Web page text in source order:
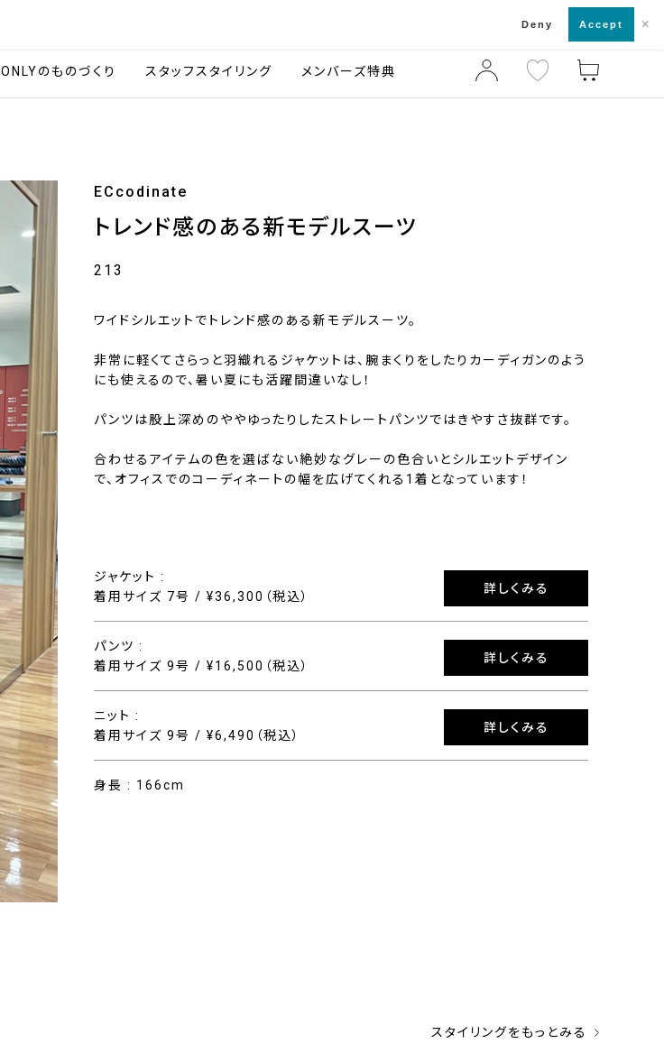
店舗一覧・来店予約
ONLYのものづくり スタッフスタイリング メンバーズ特典
ECcodinate
トレンド感のある新モデルスーツ
213
ワイドシルエットでトレンド感のある新モデルスーツ。
非常に軽くてさらっと羽織れるジャケットは、腕まくりをしたりカーディガンのよう
にも使えるので、暑い夏にも活躍間違いなし！
パンツは股上深めのややゆったりしたストレートパンツではきやすさ抜群です。
合わせるアイテムの色を選ばない絶妙なグレーの色合いとシルエットデザイン
で、オフィスでのコーディネートの幅を広げてくれる1着となっています！
ジャケット :
着用サイズ 7号 / ¥36,300（税込）
詳しくみる
パンツ :
着用サイズ 9号 / ¥16,500（税込）
詳しくみる
ニット :
着用サイズ 9号 / ¥6,490（税込）
詳しくみる
身長 : 166cm
スタイリングをもっとみる
Deny Accept ×